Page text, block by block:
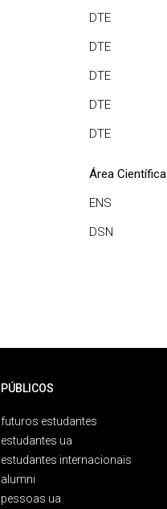
DTE
DTE
DTE
DTE
DTE
Área Científica
ENS
DSN
PÚBLICOS
futuros estudantes
estudantes ua
estudantes internacionais
alumni
pessoas ua